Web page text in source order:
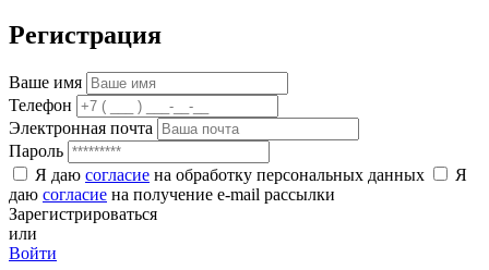
Регистрация
Ваше имя
Телефон
Электронная почта
Пароль
Я даю согласие на обработку персональных данных
Я
даю согласие на получение e-mail рассылки
Зарегистрироваться
или
Войти